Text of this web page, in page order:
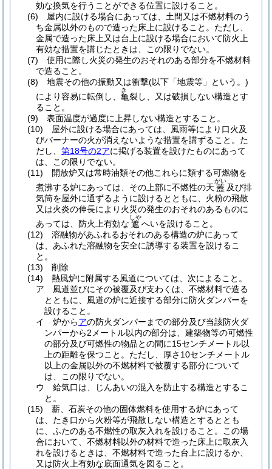
効な換気を行うことができる位置に設けること。
(6)
屋内に設ける場合にあっては、土間又は不燃材料のう
ち金属以外のもので造った床上に設けること。 ただし、
金属で造った床上又は台上に設ける場合において防火上
有効な措置を講じたときは、この限りでない。
(7)
使用に際し火災の発生のおそれのある部分を不燃材料
で造ること。
(8)
地震その他の振動又は衝撃(以下「地震等」という。)
により容易に転倒し、 亀
き
裂し、又は破損しない構造とす
ること。
(9)
表面温度が過度に上昇しない構造とすること。
(10)
屋外に設ける場合にあっては、風雨等により口火及
びバーナーの火が消えないような措置を講ずること。 た
だし、 第18号の2アに掲げる装置を設けたものにあって
は、この限りでない。
(11)
開放炉又は常時油類その他これらに類する可燃物を
煮沸する炉にあっては、その上部に不燃性の天 蓋
がい
及び排
気筒を屋外に通ずるように設けるとともに、火粉の飛散
又は火炎の伸長により火災の発生のおそれのあるものに
あっては、防火上有効な 遮
しや
へいを設けること。
(12)
溶融物があふれるおそれのある構造の炉にあって
は、あふれた溶融物を安全に誘導する装置を設けるこ
と。
(13)
削除
(14)
熱風炉に附属する風道については、次によること。
ア
風道並びにその被覆及び支わくは、不燃材料で造る
とともに、風道の炉に近接する部分に防火ダンパーを
設けること。
イ
炉からアの防火ダンパーまでの部分及び当該防火ダ
ンパーから2メートル以内の部分は、建築物等の可燃性
の部分及び可燃性の物品との間に15センチメートル以
上の距離を保つこと。 ただし、厚さ10センチメートル
以上の金属以外の不燃材料で被覆する部分について
は、この限りでない。
ウ
給気口は、じんあいの混入を防止する構造とするこ
と。
(15)
薪、石炭その他の固体燃料を使用する炉にあって
は、たき口から火粉等が飛散しない構造とするととも
に、ふたのある不燃性の取灰入れを設けること。
この場
合において、不燃材料以外の材料で造った床上に取灰入
れを設けるときは、不燃材料で造った台上に設けるか、
又は防火上有効な底面通気を図ること。